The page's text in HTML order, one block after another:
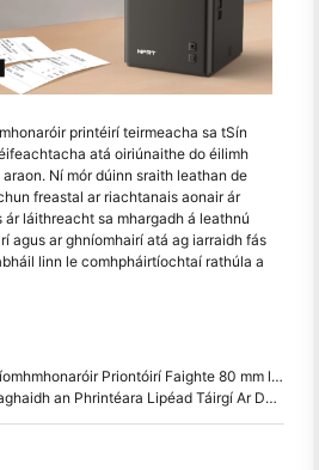
printéirí teirmeacha sa tSín
atá oiriúnaithe do éilimh
Ní mór dúinn sraith leathan de
freastal ar riachtanais aonair ár
láithreacht sa mhargadh á leathnú
agus ar ghníomhairí atá ag iarraidh fás
linn le comhpháirtíochtaí rathúla a
Priontóirí Faighte 80 mm le haghaidh tionscail éagsúla
an Phrintéara Lipéad Táirgí Ar Dheis a Roghnú